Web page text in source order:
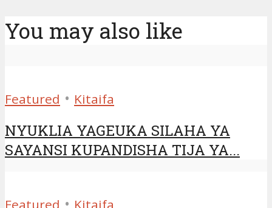
You may also like
Featured • Kitaifa
NYUKLIA YAGEUKA SILAHA YA
SAYANSI KUPANDISHA TIJA YA...
Featured • Kitaifa